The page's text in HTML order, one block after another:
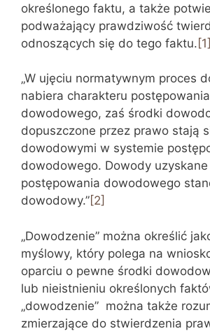
określonego faktu, a także
podważający prawdziwość
odnoszących się do tego faktu. [1]
„W ujęciu normatywnym proces
nabiera charakteru postępowania
dowodowego, zaś środki
dopuszczone przez prawo stają
dowodowymi w systemie
dowodowego. Dowody
postępowania dowodowego
dowodowy.”[2]
„Dowodzenie” można określić
myślowy, który polega na
oparciu o pewne środki
lub nieistnieniu określonych
„dowodzenie” można także
zmierzające do stwierdzenia